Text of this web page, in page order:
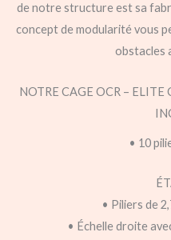
de notre structure est sa
concept de modularité vous
obstacles
NOTRE CAGE OCR –
• 10
• Piliers de
• Échelle droite